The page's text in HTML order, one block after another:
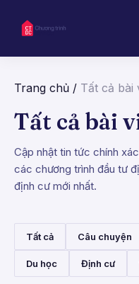
Trang chủ / Tất cả bài
Tất cả bài
Cập nhật tin tức chính
các chương trình đầu tư
định cư mới nhất.
Tất cả Câu chuyện
Du học Định cư